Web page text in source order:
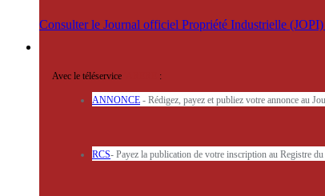
Consulter le Journal officiel Propriété Industrielle
Avec le téléservice :
ANNONCE - Rédigez, payez et publiez votre annonce au
RCS- Payez la publication de votre inscription au Registre du